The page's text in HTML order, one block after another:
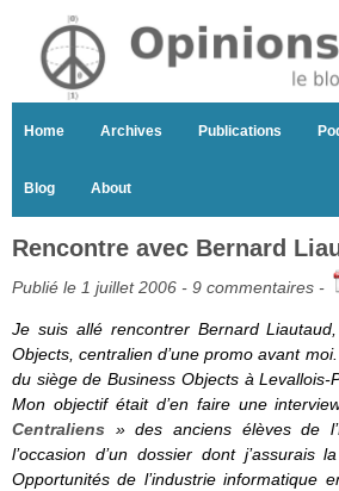
Home Archives Publications
Blog About
Rencontre avec Bernard
Publié le 1 juillet 2006 - 9 commentaires -
Je suis allé rencontrer Bernard
Objects, centralien d’une promo avant
du siège de Business Objects à Levallois-
Mon objectif était d’en faire une
Centraliens » des anciens élèves de
l’occasion d’un dossier dont j’assurais
Opportunités de l’industrie informatique